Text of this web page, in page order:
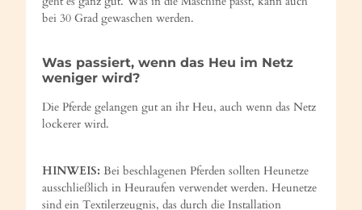
bei 30 Grad gewaschen werden.
Was passiert, wenn das Heu im Netz
weniger wird?
Die Pferde gelangen gut an ihr Heu, auch wenn das Netz
lockerer wird.
HINWEIS: Bei beschlagenen Pferden sollten Heunetze
ausschließlich in Heuraufen verwendet werden. Heunetze
sind ein Textilerzeugnis, das durch die Installation